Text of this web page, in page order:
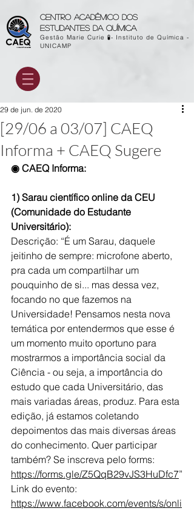
Centro acadêmico dos
estudantes da química
Gestão Marie Curie 🧪- Instituto de Química -
UNICAMP
[29/06 a 03/07] CAEQ
Informa + CAEQ Sugere
29 de jun. de 2020
◉ CAEQ Informa:
1) Sarau científico online da CEU
(Comunidade do Estudante
Universitário):
Descrição: “É um Sarau, daquele
jeitinho de sempre: microfone aberto,
pra cada um compartilhar um
pouquinho de si... mas dessa vez,
focando no que fazemos na
Universidade! Pensamos nesta nova
temática por entendermos que esse é
um momento muito oportuno para
mostrarmos a importância social da
Ciência - ou seja, a importância do
estudo que cada Universitário, das
mais variadas áreas, produz. Para esta
edição, já estamos coletando
depoimentos das mais diversas áreas
do conhecimento. Quer participar
também? Se inscreva pelo forms:
https://forms.gle/Z5QqB29vJS3HuDfc7”
Link do evento:
https://www.facebook.com/events/s/onli